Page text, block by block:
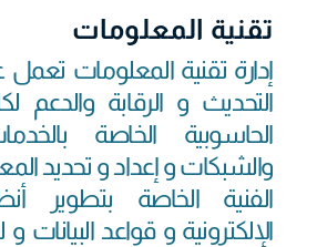
تقنية المعلومات
إدارة تقنية المعلومات
التحديث و الرقابة والدعم
الحاسوبية الخاصة
والشبكات و إعداد و تحديد
الفنية الخاصة بتطوير
الإلكترونية و قواعد البيانات